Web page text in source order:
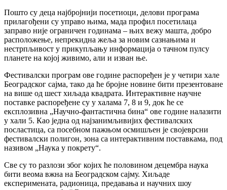
Пошто су деца најбројнији посетиоци, делови програма
прилагођени су управо њима, мада профил посетилаца
заправо није ограничен годинама – њих вежу машта, добро
расположење, непрекидна жеља за новим сазнањима и
нестрпљивост у прикупљању информација о тачном пулсу
планете на којој живимо, али и изван ње.
Фестивалски програм ове године распоређен је у четири хале
Београдског сајма, тако да ће бројне новине бити презентоване
на више од шест хиљада квадрата. Интерактивне научне
поставке распоређене су у халама 7, 8 и 9, док ће се
експлозивна „Научно-фантастична бина“ ове године налазити
у хали 5. Као једна од најзанимљивијих фестивалских
посластица, са посебном пажњом осмишљен је својеврсни
фестивалски полигон, зона са интерактивним поставкама, под
називом „Наука у покрету“.
Све су то разлози због којих ће половином децембра наука
бити веома вжна на Београдском сајму. Хиљаде
експеримената, радионица, предавања и научних шоу